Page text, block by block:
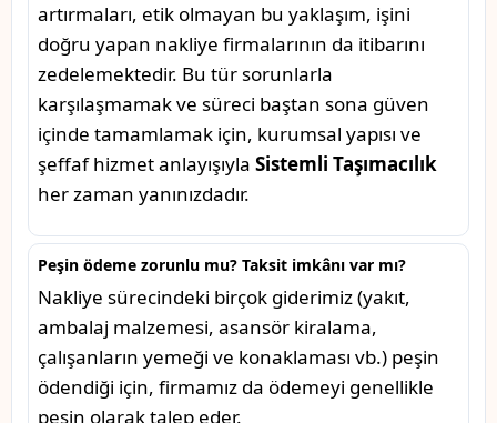
artırmaları, etik olmayan bu yaklaşım, işini
doğru yapan nakliye firmalarının da itibarını
zedelemektedir. Bu tür sorunlarla
karşılaşmamak ve süreci baştan sona güven
içinde tamamlamak için, kurumsal yapısı ve
şeffaf hizmet anlayışıyla Sistemli Taşımacılık
her zaman yanınızdadır.
Peşin ödeme zorunlu mu? Taksit imkânı var mı?
Nakliye sürecindeki birçok giderimiz (yakıt,
ambalaj malzemesi, asansör kiralama,
çalışanların yemeği ve konaklaması vb.) peşin
ödendiği için, firmamız da ödemeyi genellikle
peşin olarak talep eder.